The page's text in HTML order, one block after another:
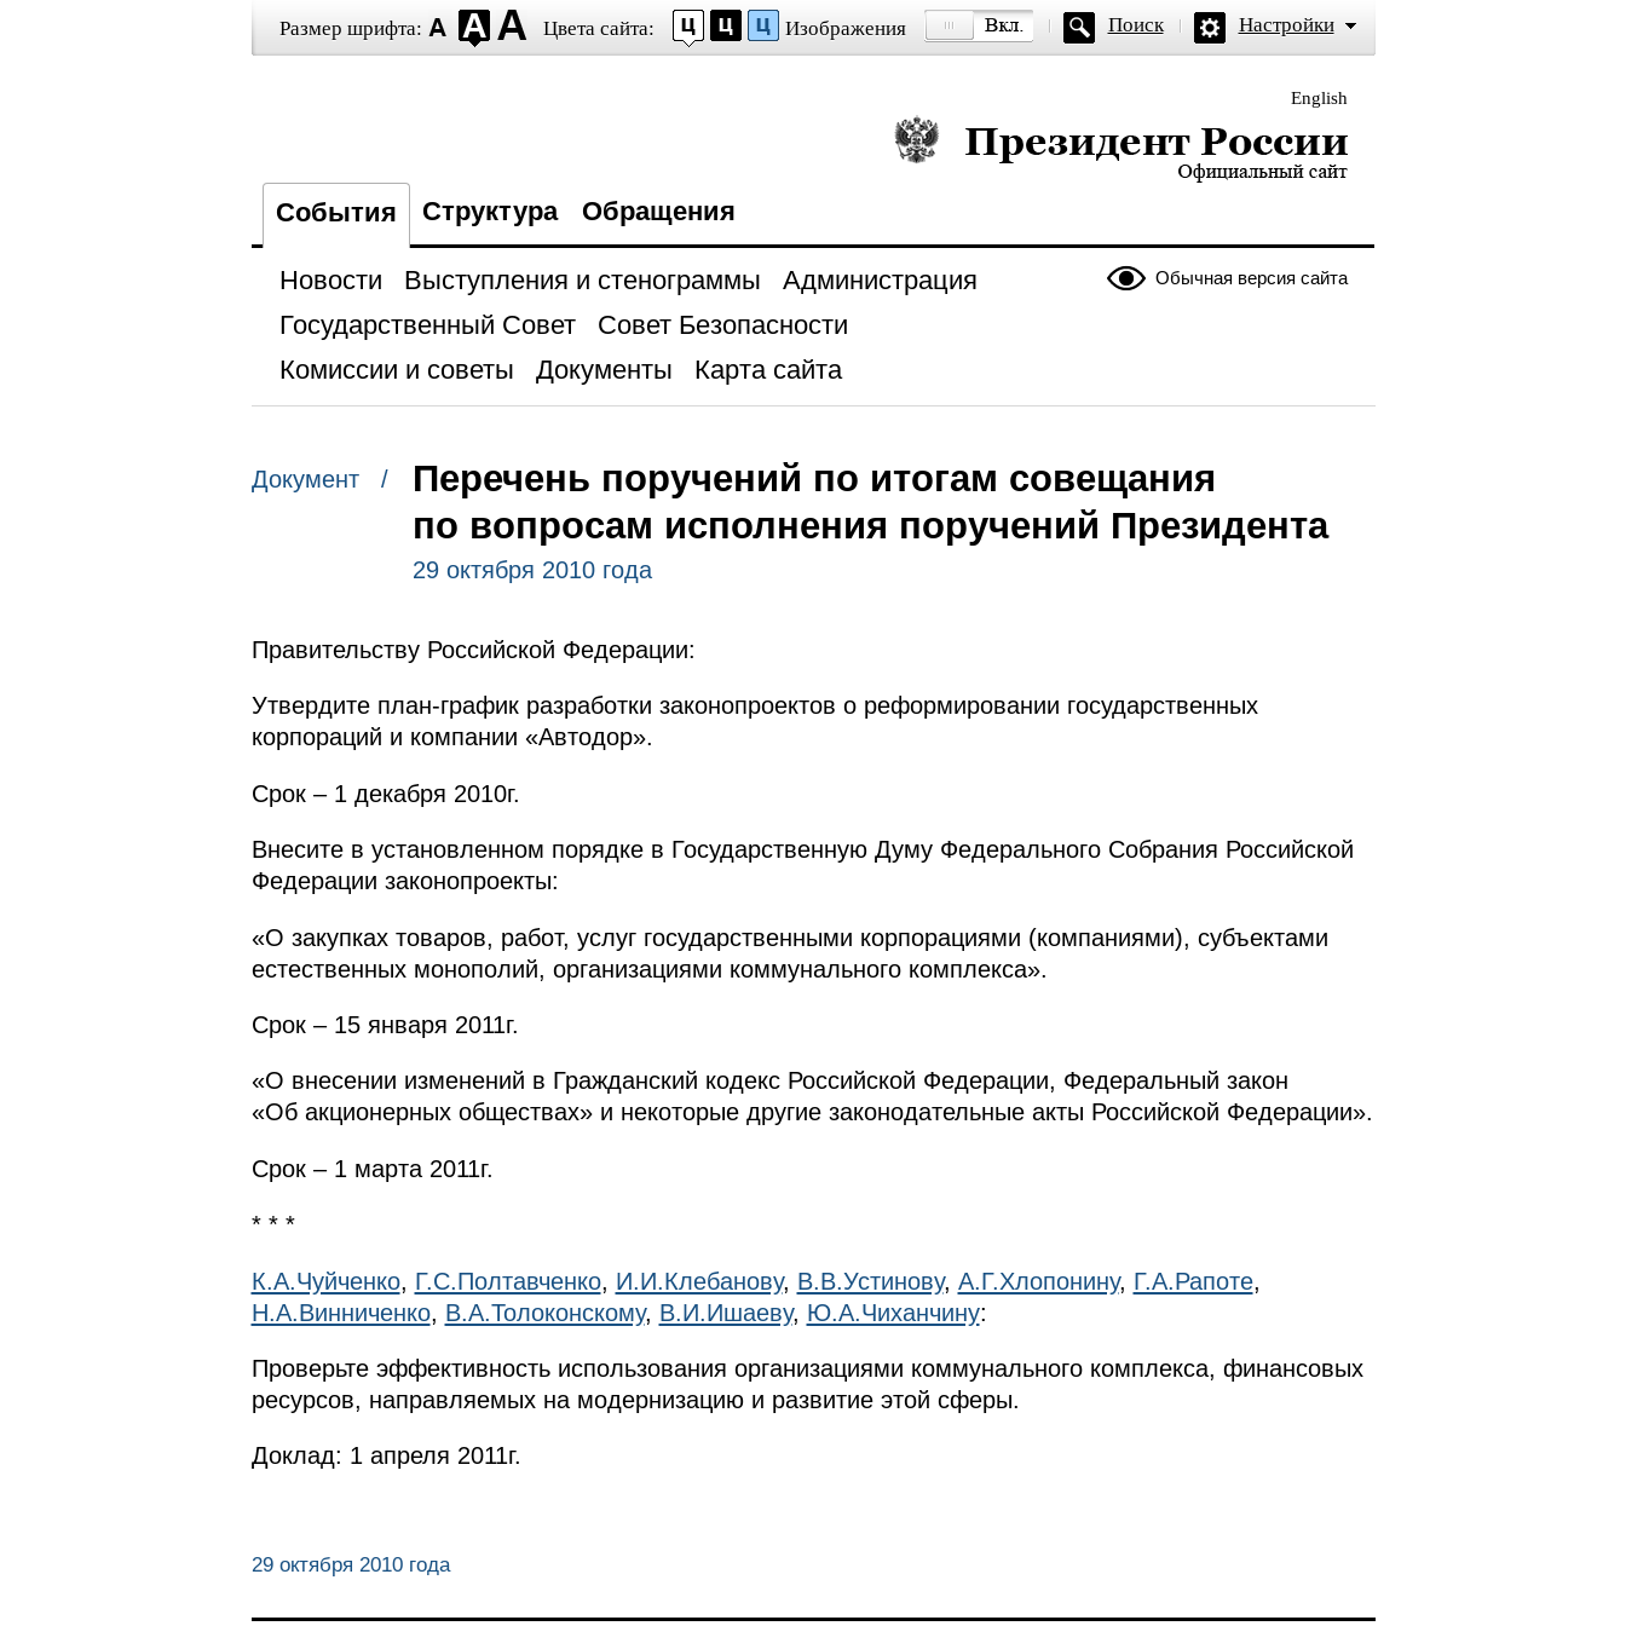
Размер шрифта: Цвета сайта: Изображения Поиск Настройки
English
Президент России — официальный сайт
События Структура Обращения
Обычная версия сайта
Новости Выступления и стенограммы
Администрация
Государственный Совет
Совет Безопасности
Комиссии и советы
Документы Карта сайта
Документ /
Перечень поручений по итогам совещания
по вопросам исполнения поручений Президента
29 октября 2010 года
Правительству Российской Федерации:
Утвердите план-график разработки законопроектов о реформировании государственных
корпораций и компании «Автодор».
Срок – 1 декабря 2010г.
Внесите в установленном порядке в Государственную Думу Федерального Собрания Российской
Федерации законопроекты:
«О закупках товаров, работ, услуг государственными корпорациями (компаниями), субъектами
естественных монополий, организациями коммунального комплекса».
Срок – 15 января 2011г.
«О внесении изменений в Гражданский кодекс Российской Федерации, Федеральный закон
«Об акционерных обществах» и некоторые другие законодательные акты Российской Федерации».
Срок – 1 марта 2011г.
* * *
К.А.Чуйченко, Г.С.Полтавченко, И.И.Клебанову, В.В.Устинову, А.Г.Хлопонину, Г.А.Рапоте,
Н.А.Винниченко, В.А.Толоконскому, В.И.Ишаеву, Ю.А.Чиханчину:
Проверьте эффективность использования организациями коммунального комплекса, финансовых
ресурсов, направляемых на модернизацию и развитие этой сферы.
Доклад: 1 апреля 2011г.
29 октября 2010 года